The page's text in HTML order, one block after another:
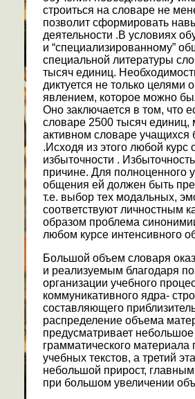
строиться на словаре не
позволит сформировать
деятельности .В условиях
и “специализированному”
специальной литературы
тысяч единиц.
диктуется не только
явлением, которое можно
Оно заключается в том, что
словаре 2500 тысяч
активном словаре учащихся
.Исходя из этого любой курс
избыточности .
причине. Для полноценного
общения ей должен быть
т.е. выбор тех модальных,
соответствуют личностным
образом проблема
любом курсе интенсивного
Большой объем словаря
и реализуемым благодаря
организации учебного
коммуникативного ядра-
составляющего
распределение объема
предусматривает
грамматического
учебных текстов, а третий
небольшой прирост,
при большом увеличении